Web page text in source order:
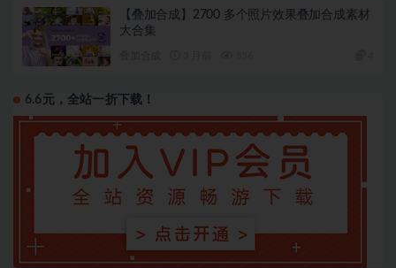
【叠加合成】2700 多个照片效果叠加合成素材
大合集
6.6元，全站一折下载！